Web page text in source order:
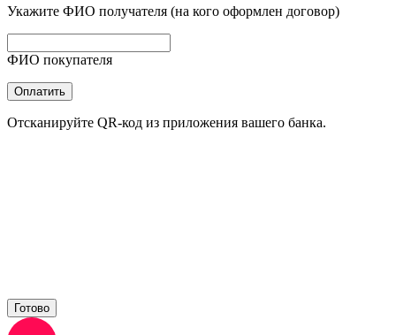
Укажите ФИО получателя (на кого оформлен договор)
ФИО покупателя
Оплатить
Отсканируйте QR-код из приложения вашего банка.
Готово